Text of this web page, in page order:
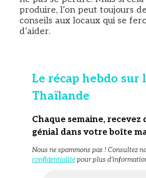
produire, l’on peut toujours
conseils aux locaux qui se
d’aider.
Le récap hebdo sur
Thaïlande
Chaque semaine, recevez
génial dans votre boîte
Nous ne spammons pas ! Consultez
confidentialitépour plus